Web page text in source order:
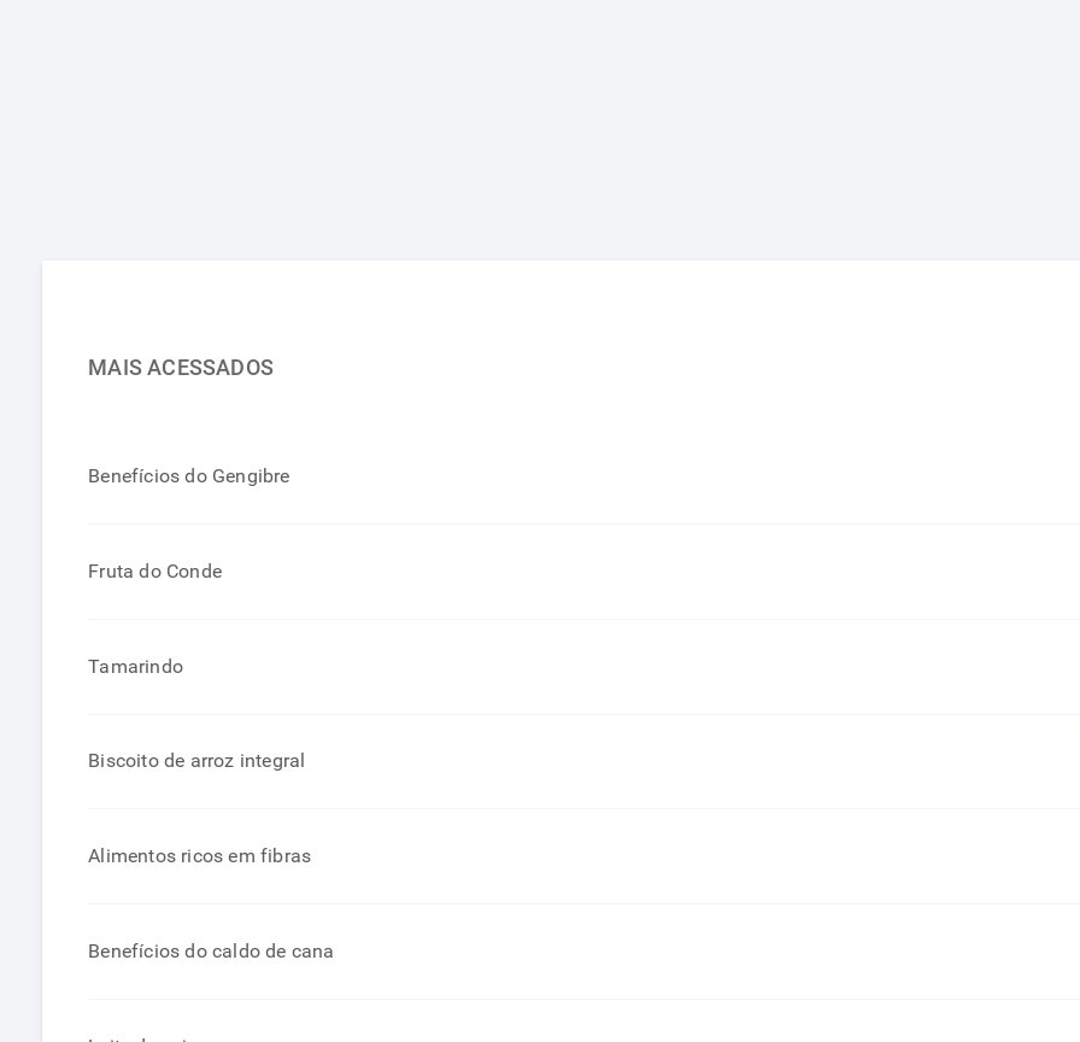
MAIS ACESSADOS
Benefícios do Gengibre
Fruta do Conde
Tamarindo
Biscoito de arroz integral
Alimentos ricos em fibras
Benefícios do caldo de cana